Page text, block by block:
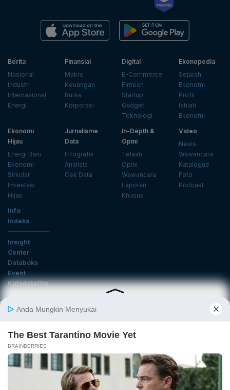
Berita
Nasional
Industri
Internasional
Energi
Finansial
Makro
Keuangan
Bursa
Korporasi
Digital
E-Commerce
Fintech
Startup
Gadget
Teknologi
Ekonopedia
Sejarah
Ekonomi
Profil
Istilah
Ekonomi
Ekonomi
Hijau
Energi Baru
Ekonomi
Sirkular
Investasi
Hijau
Jurnalisme
Data
Infografik
Analisis
Cek Data
In-Depth &
Opini
Telaah
Opini
Wawancara
Laporan
Khusus
Video
News
Wawancara
Katalogue
Foto
Podcast
Info
Indeks
Insight
Center
Databoks
Event
KatadataOto
Langganan Newsletter
Ikuti Kami